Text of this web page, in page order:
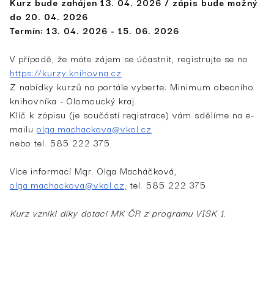
do 20. 04. 2026
Termín: 13. 04. 2026 - 15. 06. 2026
V případě, že máte zájem se účastnit, registrujte se na
https://kurzy.knihovna.cz
Z nabídky kurzů na portále vyberte: Minimum obecního
knihovníka - Olomoucký kraj.
Klíč k zápisu (je součástí registrace) vám sdělíme na e-
mailu olga.machackova@vkol.cz
nebo tel. 585 222 375.
Více informací Mgr. Olga Macháčková,
olga.machackova@vkol.cz, tel. 585 222 375
Kurz vznikl díky dotaci MK ČR z programu VISK 1.